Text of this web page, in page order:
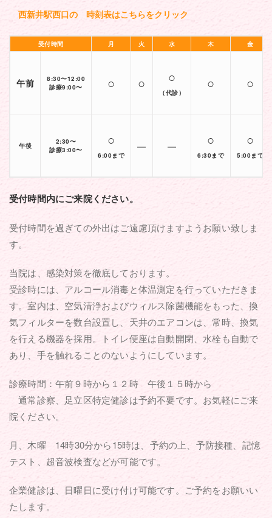
西新井駅西口の 時刻表はこちらをクリック
受付時間 月 火 水 木 金
午前
8:30〜12:00
診療9:00〜
○ ○ ○
（代診）
○ ○
午後
2:30〜
診療3:00〜
○
6:00まで
― ― ○
6:30まで
○
5:00まで
受付時間内にご来院ください。
受付時間を過ぎての外出はご遠慮頂けますようお願い致しま
す。
当院は、感染対策を徹底しております。
受診時には、アルコール消毒と体温測定を行っていただきま
す。室内は、空気清浄およびウィルス除菌機能をもった、換
気フィルターを数台設置し、天井のエアコンは、常時、換気
を行える機器を採用。トイレ便座は自動開閉、水栓も自動で
あり、手を触れることのないようにしています。
診療時間：午前９時から１２時 午後１５時から
通常診察、足立区特定健診は予約不要です。お気軽にご来
院ください。
月、木曜 14時30分から15時は、予約の上、予防接種、記憶
テスト、超音波検査などが可能です。
企業健診は、日曜日に受け付け可能です。ご予約をお願いい
たします。